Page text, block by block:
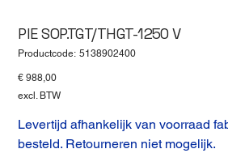
PIE SOP.TGT/THGT-1250 V
Productcode: Productcode
5138902400
Prijs
€ 988,00
excl. BTW
Levertijd afhankelijk van voorraad
besteld. Retourneren niet mogelijk.